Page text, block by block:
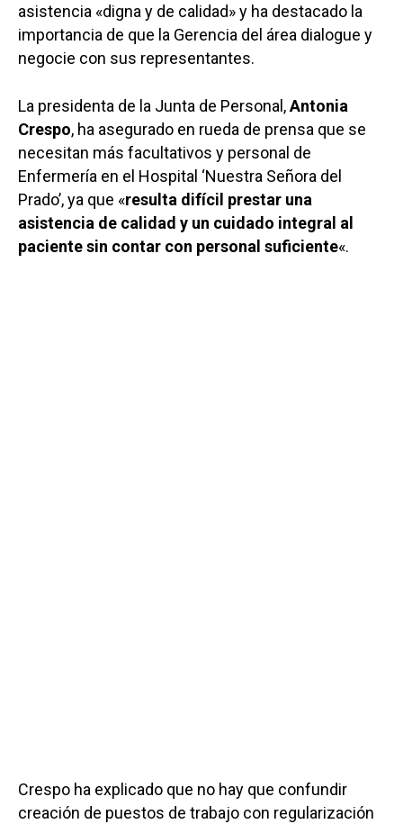
asistencia «digna y de calidad» y ha destacado la
importancia de que la Gerencia del área dialogue y
negocie con sus representantes.
La presidenta de la Junta de Personal,Antonia
Crespo, ha asegurado en rueda de prensa que se
necesitan más facultativos y personal de
Enfermería en el Hospital ‘Nuestra Señora del
Prado’, ya que «resulta difícil prestar una
asistencia de calidad y un cuidado integral al
paciente sin contar con personal suficiente«.
Crespo ha explicado que no hay que confundir
creación de puestos de trabajo con regularización